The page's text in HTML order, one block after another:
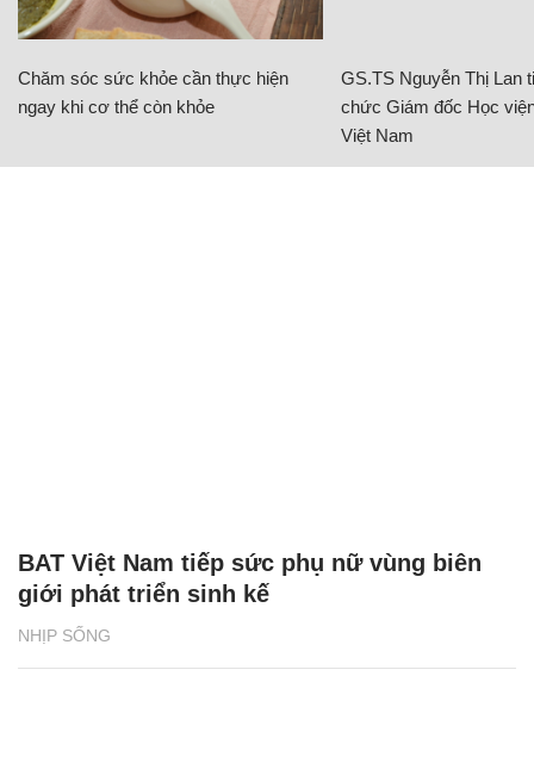
Chăm sóc sức khỏe cần thực hiện
ngay khi cơ thể còn khỏe
GS.TS Nguyễn Thị Lan
chức Giám đốc Học
Việt Nam
NHỊP SỐNG
BAT Việt Nam tiếp sức phụ nữ vùng biên
giới phát triển sinh kế